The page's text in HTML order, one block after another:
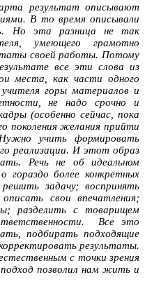
результат описывают
В то время описывали
Но эта разница не так
умеющего грамотно
своей работы. Потому
все эти слова из
места, как части одного
горы материалов и
не надо срочно и
(особенно сейчас, пока
поколения желания прийти
учить формировать
реализации. И этот образ
Речь не об идеальном
гораздо более конкретных
задачу; воспринять
свои впечатления;
разделить с товарищем
Все это
подбирать подходящие
результаты.
с точки зрения
позволил нам жить и